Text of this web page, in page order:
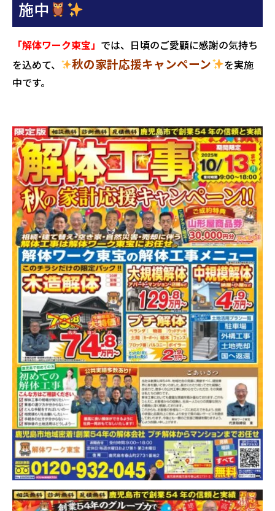
施中
「解体ワーク東宝」 では、日頃のご愛顧に感謝の気持ち
を込めて、
秋の家計応援キャンペーン
を実施
中です。